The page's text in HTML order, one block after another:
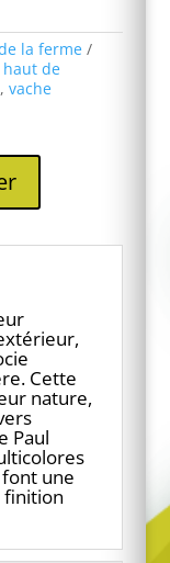
la ferme
haut de
, vache
Cette
nature,
Paul
une
finition